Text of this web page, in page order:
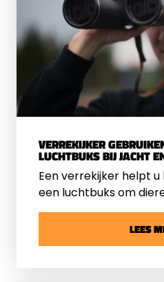
VERREKIJKER
LUCHTBUKS BIJ JACHT
Een verrekijker helpt
een luchtbuks om
afstand te zien. U
verrekijker of u veilig
handelen. Hij is
LEES